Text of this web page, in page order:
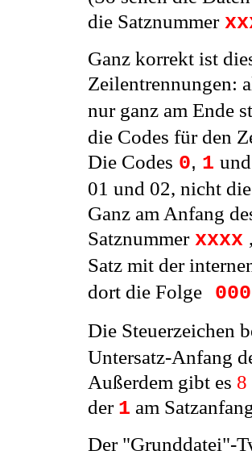
die Satznummer
Ganz korrekt ist
Zeilentrennungen:
nur ganz am Ende
die Codes für den
Die Codes 0, 1 und
01 und 02, nicht
Ganz am Anfang
Satznummer xxxx ,
Satz mit der
dort die Folge
Die Steuerzeichen
Untersatz-Anfang
Außerdem gibt es 8
der 1 am
Der "Grunddatei"-